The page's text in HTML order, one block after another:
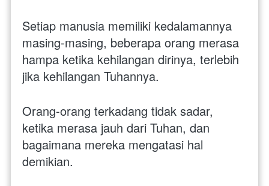
Setiap manusia memiliki kedalamannya
masing-masing, beberapa orang merasa
hampa ketika kehilangan dirinya, terlebih
jika kehilangan Tuhannya.
Orang-orang terkadang tidak sadar,
ketika merasa jauh dari Tuhan, dan
bagaimana mereka mengatasi hal
demikian.